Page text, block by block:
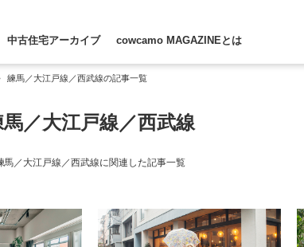
中古住宅アーカイブ cowcamo MAGAZINEとは
練馬／大江戸線／西武線の記事一覧
／大江戸線／西武線
馬／大江戸線／西武線に関連した記事一覧